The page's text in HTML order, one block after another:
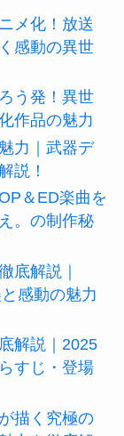
メ化！放送
感動の異世
う発！異世
作品の魅力
力｜武器デ
説！
＆ED楽曲を
。の制作秘
底解説｜
感動の魅力
解説｜2025
すじ・登場
描く究極の